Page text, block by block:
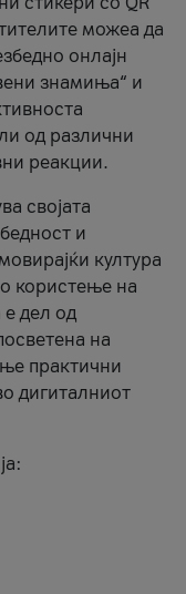
можеа да
онлајн
знамиња“ и
од различни
реакции.
својата
и
култура
користење на
дел од
на
практични
дигиталниот